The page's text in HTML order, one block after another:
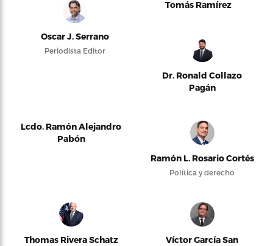
Oscar J. Serrano
Periodista Editor
Tomás Ramírez
Dr. Ronald Collazo
Pagán
Lcdo. Ramón Alejandro
Pabón
Ramón L. Rosario Cortés
Política y derecho
Thomas Rivera Schatz
Víctor García San